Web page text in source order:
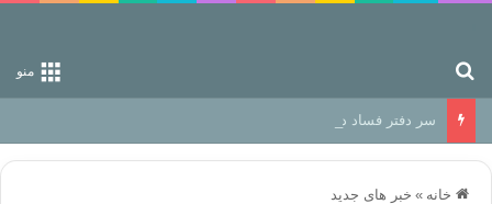
منو
سر دفتر فساد در زمین‌، دوری وکناره‌گیری از راه خداست‌!
خانه » خبر های جدید